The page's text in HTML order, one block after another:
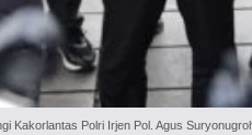
Kakorlantas Polri Irjen Pol. Agus